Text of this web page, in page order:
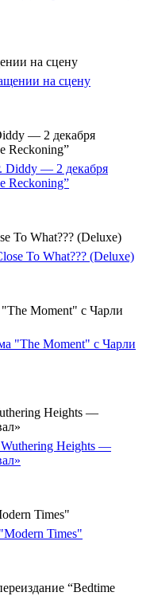
на сцену
— 2 декабря
Reckoning”
To What??? (Deluxe)
Moment" с Чарли
Heights —
Times"
“Bedtime